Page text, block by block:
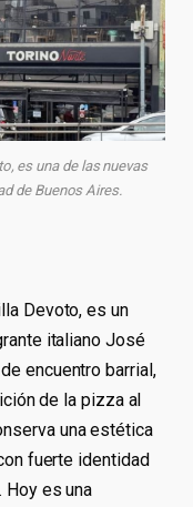
es una de las nuevas
de Buenos Aires.
Devoto, es un
italiano José
encuentro barrial,
de la pizza al
una estética
fuerte identidad
es una